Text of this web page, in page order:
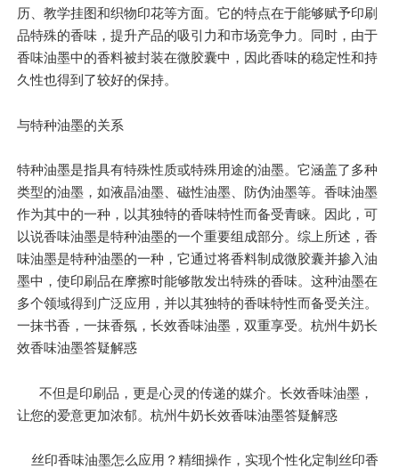
历、教学挂图和织物印花等方面。它的特点在于能够赋予印刷
品特殊的香味，提升产品的吸引力和市场竞争力。同时，由于
香味油墨中的香料被封装在微胶囊中，因此香味的稳定性和持
久性也得到了较好的保持。
与特种油墨的关系
特种油墨是指具有特殊性质或特殊用途的油墨。它涵盖了多种
类型的油墨，如液晶油墨、磁性油墨、防伪油墨等。香味油墨
作为其中的一种，以其独特的香味特性而备受青睐。因此，可
以说香味油墨是特种油墨的一个重要组成部分。综上所述，香
味油墨是特种油墨的一种，它通过将香料制成微胶囊并掺入油
墨中，使印刷品在摩擦时能够散发出特殊的香味。这种油墨在
多个领域得到广泛应用，并以其独特的香味特性而备受关注。
一抹书香，一抹香氛，长效香味油墨，双重享受。杭州牛奶长
效香味油墨答疑解惑
不但是印刷品，更是心灵的传递的媒介。长效香味油墨，
让您的爱意更加浓郁。杭州牛奶长效香味油墨答疑解惑
丝印香味油墨怎么应用？精细操作，实现个性化定制丝印香